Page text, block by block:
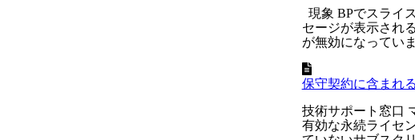
現象 BPでスライ
セージが表示され
が無効になってい
保守契約に含まれ
技術サポート窓口
有効な永続ライセ